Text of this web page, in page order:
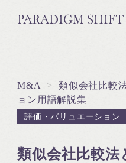
M&A >
類似会社比較
ョン用語解説集
評価・バリュエーション
類似会社比較法